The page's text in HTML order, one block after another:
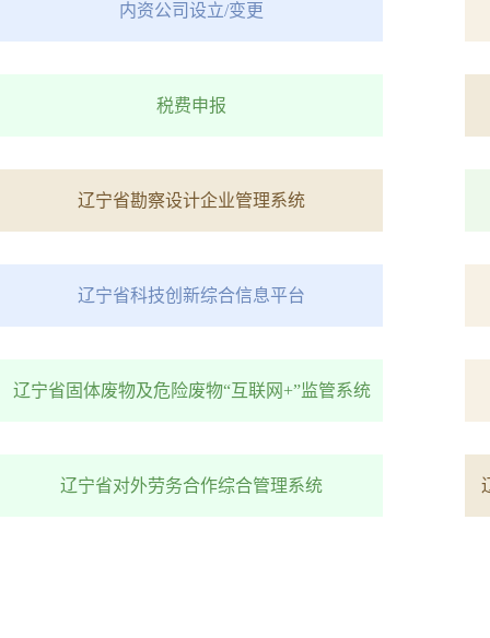
内资公司设立/变更
税费申报
辽宁省勘察设计企业管理系统
辽宁省科技创新综合信息平台
辽宁省固体废物及危险废物“互联网+”监管系统
辽宁省对外劳务合作综合管理系统